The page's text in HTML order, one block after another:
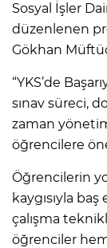
Sosyal İşler
düzenlenen
Gökhan
“YKS’de
sınav süreci,
zaman
öğrencilere
Öğrencilerin
kaygısıyla
çalışma
öğrenciler